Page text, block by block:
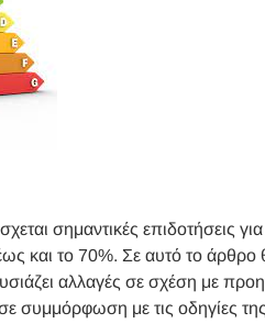
σημαντικές επιδοτήσεις για
και το 70%. Σε αυτό το άρθρο
αλλαγές σε σχέση με
συμμόρφωση με τις οδηγίες